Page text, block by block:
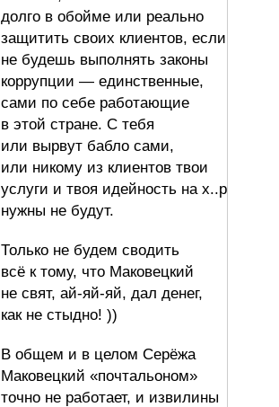
долго в обойме или реально
защитить своих клиентов, если
не будешь выполнять законы
коррупции — единственные,
сами по себе работающие
в этой стране. С тебя
или вырвут бабло сами,
или никому из клиентов твои
услуги и твоя идейность на х..р
нужны не будут.
Только не будем сводить
всё к тому, что Маковецкий
не свят, ай-яй-яй, дал денег,
как не стыдно! ))
В общем и в целом Серёжа
Маковецкий «почтальоном»
точно не работает, и извилины